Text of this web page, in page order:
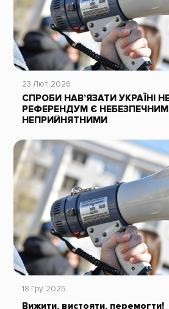
23 Лют, 2026
СПРОБИ НАВ’ЯЗАТИ УКРАЇНІ
РЕФЕРЕНДУМ Є
НЕПРИЙНЯТНИМИ
18 Гру, 2025
Вижити, вистояти, перемогти!